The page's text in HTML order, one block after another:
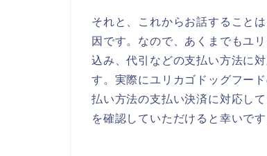
それと、これからお話すること
因です。なので、あくまでもユ
込み、代引などの支払い方法に
す。実際にユリカゴドッグフー
払い方法の支払い決済に対応し
を確認していただけると幸いです